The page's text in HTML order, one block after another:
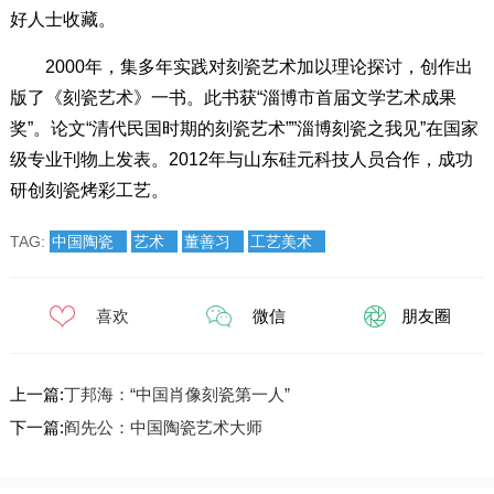
好人士收藏。
2000年，集多年实践对刻瓷艺术加以理论探讨，创作出
版了《刻瓷艺术》一书。此书获“淄博市首届文学艺术成果
奖”。论文“清代民国时期的刻瓷艺术””淄博刻瓷之我见”在国家
级专业刊物上发表。2012年与山东硅元科技人员合作，成功
研创刻瓷烤彩工艺。
TAG: 中国陶瓷 艺术 董善习 工艺美术
喜欢 微信 朋友圈
上一篇:丁邦海：“中国肖像刻瓷第一人”
下一篇:阎先公：中国陶瓷艺术大师